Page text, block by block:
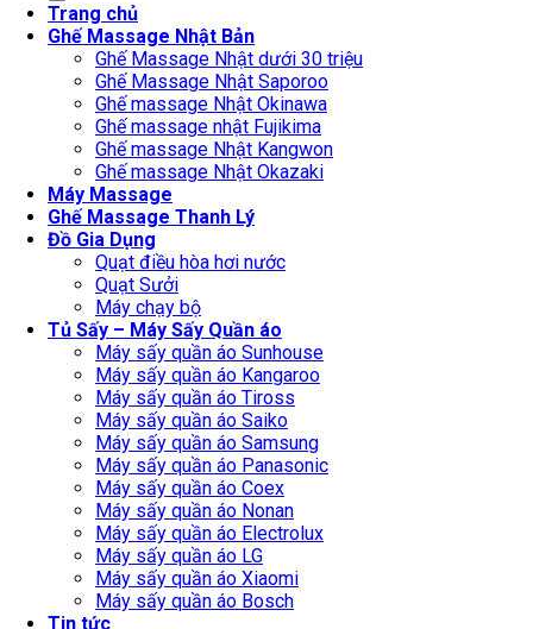
Trang chủ
Ghế Massage Nhật Bản
Ghế Massage Nhật dưới 30 triệu
Ghế Massage Nhật Saporoo
Ghế massage Nhật Okinawa
Ghế massage nhật Fujikima
Ghế massage Nhật Kangwon
Ghế massage Nhật Okazaki
Máy Massage
Ghế Massage Thanh Lý
Đồ Gia Dụng
Quạt điều hòa hơi nước
Quạt Sưởi
Máy chạy bộ
Tủ Sấy – Máy Sấy Quần áo
Máy sấy quần áo Sunhouse
Máy sấy quần áo Kangaroo
Máy sấy quần áo Tiross
Máy sấy quần áo Saiko
Máy sấy quần áo Samsung
Máy sấy quần áo Panasonic
Máy sấy quần áo Coex
Máy sấy quần áo Nonan
Máy sấy quần áo Electrolux
Máy sấy quần áo LG
Máy sấy quần áo Xiaomi
Máy sấy quần áo Bosch
Tin tức